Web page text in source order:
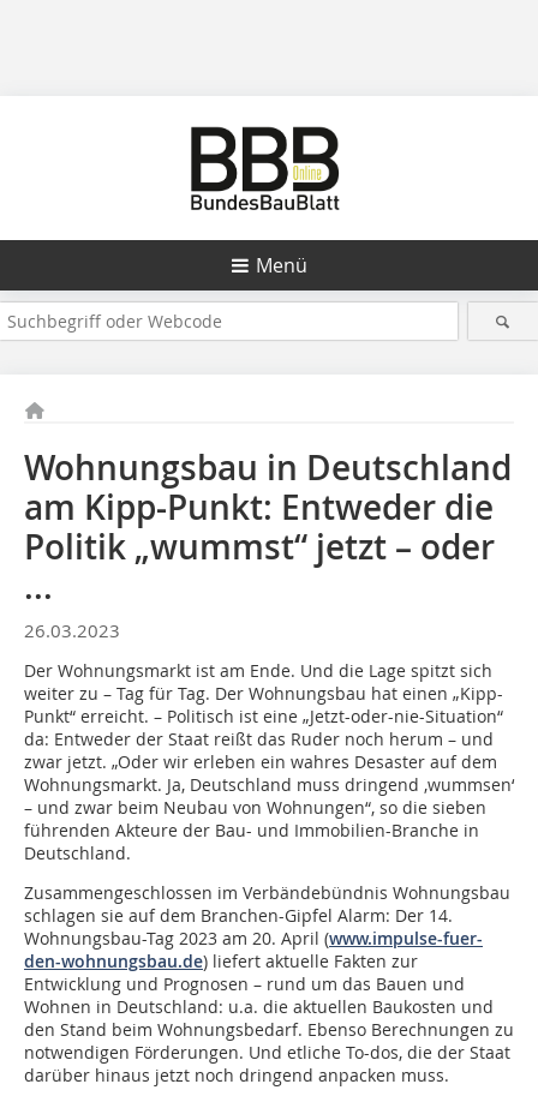
Menü
Wohnungsbau in Deutschland
am Kipp-Punkt: Entweder die
Politik „wummst“ jetzt – oder
...
26.03.2023
Der Wohnungsmarkt ist am Ende. Und die Lage spitzt sich
weiter zu – Tag für Tag. Der Wohnungsbau hat einen „Kipp-
Punkt“ erreicht. – Politisch ist eine „Jetzt-oder-nie-Situation“
da: Entweder der Staat reißt das Ruder noch herum – und
zwar jetzt. „Oder wir erleben ein wahres Desaster auf dem
Wohnungsmarkt. Ja, Deutschland muss dringend ‚wummsen‘
– und zwar beim Neubau von Wohnungen“, so die sieben
führenden Akteure der Bau- und Immobilien-Branche in
Deutschland.
Zusammengeschlossen im Verbändebündnis Wohnungsbau
schlagen sie auf dem Branchen-Gipfel Alarm: Der 14.
Wohnungsbau-Tag 2023 am 20. April (www.impulse-fuer-
den-wohnungsbau.de) liefert aktuelle Fakten zur
Entwicklung und Prognosen – rund um das Bauen und
Wohnen in Deutschland: u.a. die aktuellen Baukosten und
den Stand beim Wohnungsbedarf. Ebenso Berechnungen zu
notwendigen Förderungen. Und etliche To-dos, die der Staat
darüber hinaus jetzt noch dringend anpacken muss.